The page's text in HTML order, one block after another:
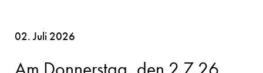
02. Juli 2026